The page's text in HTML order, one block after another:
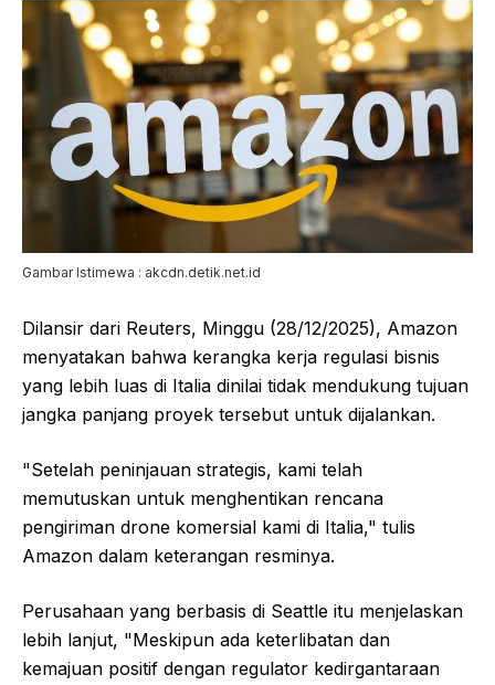
Gambar Istimewa : akcdn.detik.net.id
Dilansir dari Reuters, Minggu (28/12/2025), Amazon
menyatakan bahwa kerangka kerja regulasi bisnis
yang lebih luas di Italia dinilai tidak mendukung tujuan
jangka panjang proyek tersebut untuk dijalankan.
"Setelah peninjauan strategis, kami telah
memutuskan untuk menghentikan rencana
pengiriman drone komersial kami di Italia," tulis
Amazon dalam keterangan resminya.
Perusahaan yang berbasis di Seattle itu menjelaskan
lebih lanjut, "Meskipun ada keterlibatan dan
kemajuan positif dengan regulator kedirgantaraan